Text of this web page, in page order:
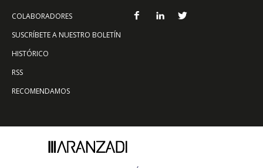
COLABORADORES
SUSCRÍBETE A NUESTRO BOLETÍN
HISTÓRICO
RSS
RECOMENDAMOS